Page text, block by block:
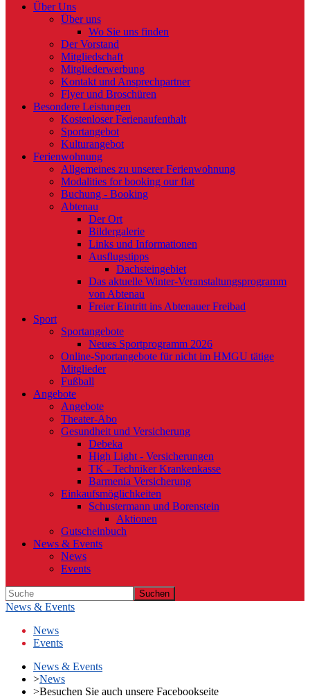
Über Uns
Über uns
Wo Sie uns finden
Der Vorstand
Mitgliedschaft
Mitgliederwerbung
Kontakt und Ansprechpartner
Flyer und Broschüren
Besondere Leistungen
Kostenloser Ferienaufenthalt
Sportangebot
Kulturangebot
Ferienwohnung
Allgemeines zu unserer Ferienwohnung
Modalities for booking our flat
Buchung - Booking
Abtenau
Der Ort
Bildergalerie
Links und Informationen
Ausflugstipps
Dachsteingebiet
Das aktuelle Winter-Veranstaltungsprogramm
von Abtenau
Freier Eintritt ins Abtenauer Freibad
Sport
Sportangebote
Neues Sportprogramm 2026
Online-Sportangebote für nicht im HMGU tätige
Mitglieder
Fußball
Angebote
Angebote
Theater-Abo
Gesundheit und Versicherung
Debeka
High Light - Versicherungen
TK - Techniker Krankenkasse
Barmenia Versicherung
Einkaufsmöglichkeiten
Schustermann und Borenstein
Aktionen
Gutscheinbuch
News & Events
News
Events
Suchen
News & Events
News
Events
News & Events
>News
>Besuchen Sie auch unsere Facebookseite